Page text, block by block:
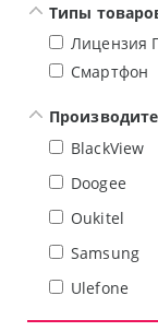
Типы
Лицензия
Смартфон
BlackView
Doogee
Oukitel
Samsung
Ulefone